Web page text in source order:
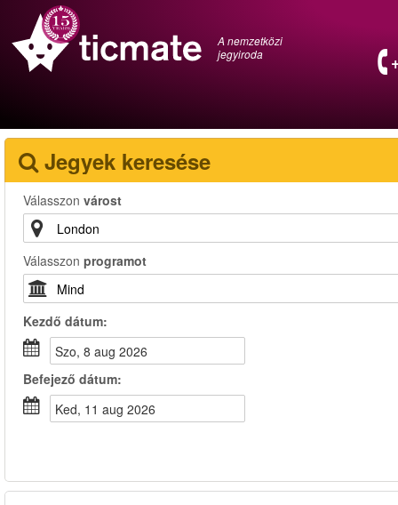
A nemzetközi
jegyiroda
Jegyek keresése
Válasszon várost
Válasszon programot
Kezdő dátum:
szo, 8 aug 2026
Befejező dátum:
ked, 11 aug 2026